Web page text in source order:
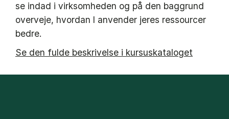
se indad i virksomheden og på den baggrund
overveje, hvordan I anvender jeres ressourcer
bedre.
Se den fulde beskrivelse i kursuskataloget